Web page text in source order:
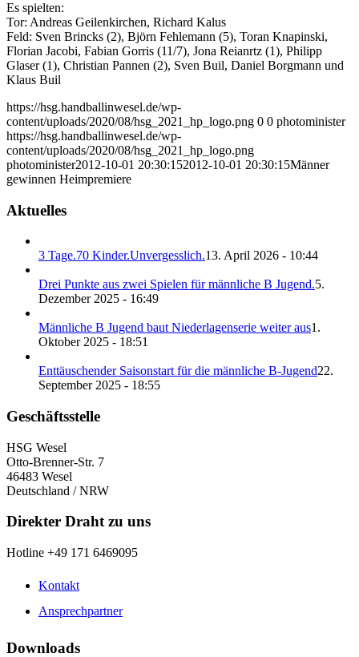
Es spielten:
Tor: Andreas Geilenkirchen, Richard Kalus
Feld: Sven Brincks (2), Björn Fehlemann (5), Toran Knapinski,
Florian Jacobi, Fabian Gorris (11/7), Jona Reianrtz (1), Philipp
Glaser (1), Christian Pannen (2), Sven Buil, Daniel Borgmann und
Klaus Buil
https://hsg.handballinwesel.de/wp-
content/uploads/2020/08/hsg_2021_hp_logo.png 0 0 photominister
https://hsg.handballinwesel.de/wp-
content/uploads/2020/08/hsg_2021_hp_logo.png
photominister2012-10-01 20:30:152012-10-01 20:30:15Männer
gewinnen Heimpremiere
Aktuelles
3 Tage.70 Kinder.Unvergesslich.13. April 2026 - 10:44
Drei Punkte aus zwei Spielen für männliche B Jugend.5.
Dezember 2025 - 16:49
Männliche B Jugend baut Niederlagenserie weiter aus1.
Oktober 2025 - 18:51
Enttäuschender Saisonstart für die männliche B-Jugend22.
September 2025 - 18:55
Geschäftsstelle
HSG Wesel
Otto-Brenner-Str. 7
46483 Wesel
Deutschland / NRW
Direkter Draht zu uns
Hotline +49 171 6469095
Kontakt
Ansprechpartner
Downloads